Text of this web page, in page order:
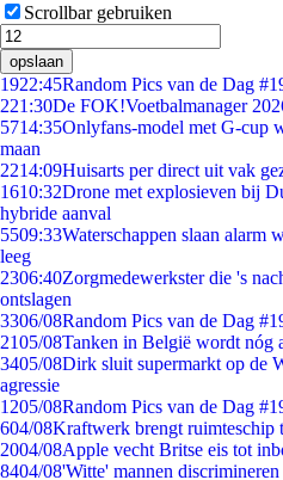
Scrollbar gebruiken
opslaan
1922:45Random Pics van de Dag
221:30De FOK!Voetbalmanager
5714:35Onlyfans-model met G-cup
maan
2214:09Huisarts per direct uit vak
1610:32Drone met explosieven bij
hybride aanval
5509:33Waterschappen slaan alarm
leeg
2306:40Zorgmedewerkster die 's
ontslagen
3306/08Random Pics van de Dag
2105/08Tanken in België wordt nóg
3405/08Dirk sluit supermarkt op de
agressie
1205/08Random Pics van de Dag
604/08Kraftwerk brengt ruimteschip
2004/08Apple vecht Britse eis tot
8404/08'Witte' mannen